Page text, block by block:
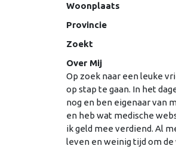
Woonplaats
Provincie
Zoekt
Over Mij
Op zoek naar een leuke
op stap te gaan. In het
nog en ben eigenaar van
en heb wat medische
ik geld mee verdiend. Al
leven en weinig tijd om